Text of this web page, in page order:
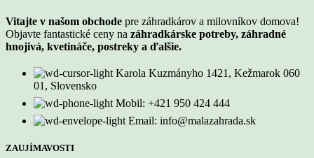
Vitajte v našom obchode pre záhradkárov a milovníkov domova!
Objavte fantastické ceny na záhradkárske potreby, záhradné
hnojivá, kvetináče, postreky a ďalšie.
Karola Kuzmányho 1421, Kežmarok 060
01, Slovensko
Mobil: +421 950 424 444
Email: info@malazahrada.sk
ZAUJÍMAVOSTI